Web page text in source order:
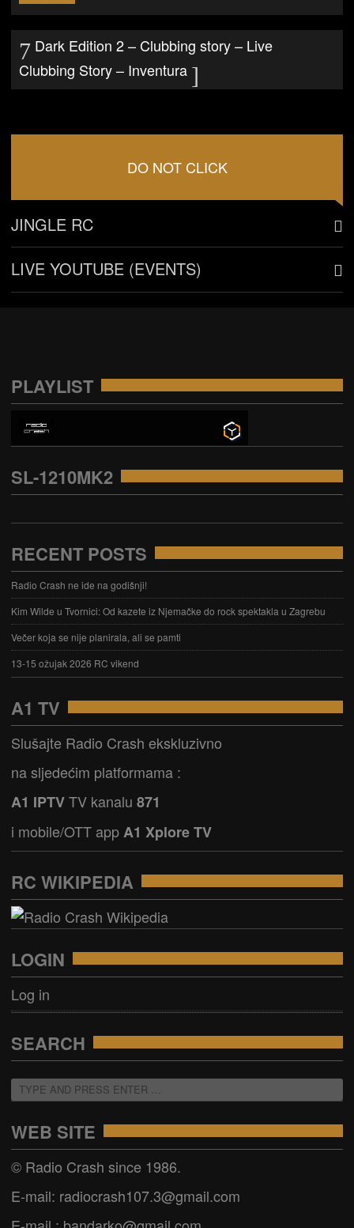
Dark Edition 2 – Clubbing story – Live
Clubbing Story – Inventura
DO NOT CLICK
JINGLE RC
LIVE YOUTUBE (EVENTS)
PLAYLIST
SL-1210MK2
RECENT POSTS
Radio Crash ne ide na godišnji!
Kim Wilde u Tvornici: Od kazete iz Njemačke do rock spektakla u Zagrebu
Večer koja se nije planirala, ali se pamti
13-15 ožujak 2026 RC vikend
A1 TV
Slušajte Radio Crash ekskluzivno
na sljedećim platformama :
A1 IPTVTV kanalu 871
i mobile/OTT app A1 Xplore TV
RC WIKIPEDIA
LOGIN
Log in
SEARCH
WEB SITE
© Radio Crash since 1986.
E-mail: radiocrash107.3@gmail.com